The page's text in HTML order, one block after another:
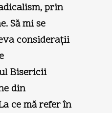
prin
Să mi se
consideraţii
Bisericii
din
ce mă refer în